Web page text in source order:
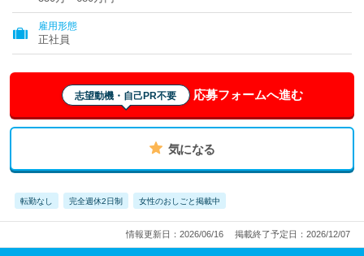
雇用形態
正社員
志望動機・自己PR不要 応募フォームへ進む
気になる
転勤なし 完全週休2日制 女性のおしごと掲載中
情報更新日：2026/06/16 掲載終了予定日：2026/12/07